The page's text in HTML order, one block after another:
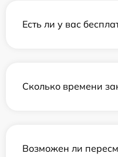
Есть ли у вас
Сколько времени
Возможен ли